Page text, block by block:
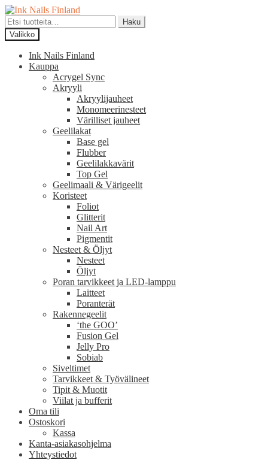
Siirry
navigointiin
Siirry
sisältöön
Etsi:
Haku
Valikko
Ink Nails Finland
Kauppa
Acrygel Sync
Akryyli
Akryylijauheet
Monomeerinesteet
Värilliset jauheet
Geelilakat
Base gel
Flubber
Geelilakkavärit
Top Gel
Geelimaali & Värigeelit
Koristeet
Foliot
Glitterit
Nail Art
Pigmentit
Nesteet & Öljyt
Nesteet
Öljyt
Poran tarvikkeet ja LED-lamppu
Laitteet
Poranterät
Rakennegeelit
‘the GOO’
Fusion Gel
Jelly Pro
Sobiab
Siveltimet
Tarvikkeet & Työvälineet
Tipit & Muotit
Viilat ja bufferit
Oma tili
Ostoskori
Kassa
Kanta-asiakasohjelma
Yhteystiedot